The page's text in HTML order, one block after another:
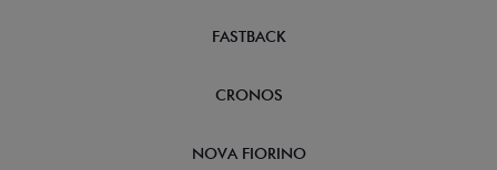
FASTBACK
CRONOS
NOVA FIORINO